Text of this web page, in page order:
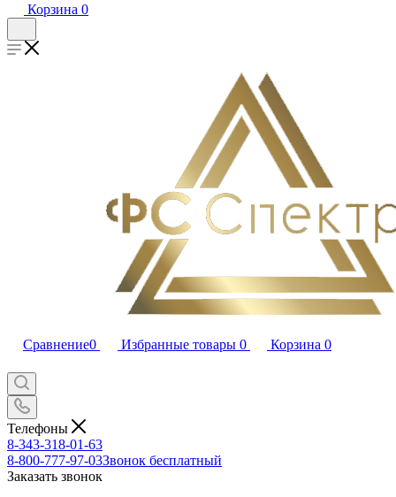
Корзина 0
Сравнение0 Избранные товары 0 Корзина 0
Телефоны
8-343-318-01-63
8-800-777-97-03Звонок бесплатный
Заказать звонок